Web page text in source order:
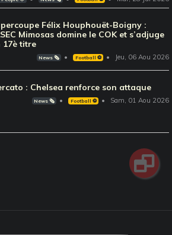
Félix Houphouët-Boigny :
Mimosas domine le COK et s’adjuge
17è titre
News 🗞️ Football ⚽️ Jeu, 06 Aou 2026
: Chelsea renforce son attaque
News 🗞️ Football ⚽️ Sam, 01 Aou 2026